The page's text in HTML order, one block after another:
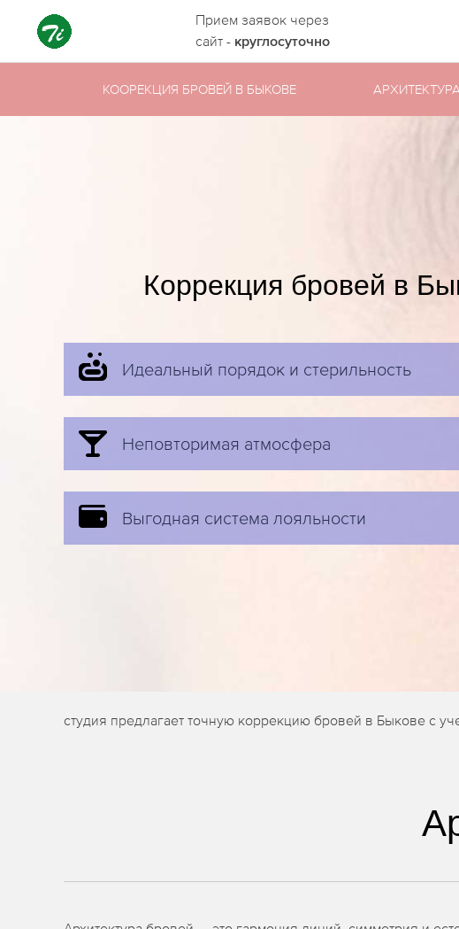
Прием заявок через
сайт - круглосуточно
КООРЕКЦИЯ БРОВЕЙ В БЫКОВЕ АРХИТЕКТУРА
Коррекция бровей в
Идеальный порядок и стерильность
Неповторимая атмосфера
Выгодная система лояльности
студия предлагает точную коррекцию бровей в Быкове с